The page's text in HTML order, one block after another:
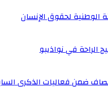
لحقوق الإنسان
الراحة في نواذيبو
ضمن فعاليات الذكرى